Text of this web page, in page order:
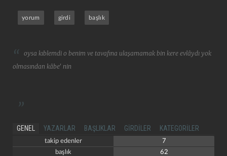
yorum girdi başlık
oysa kıblemdi o benim ve tavafına ulaşamamak bin kere evlâydı yok
olmasından kâbe' nin
GENEL YAZARLAR BAŞLIKLAR GIRDILER KATEGORILER
takip edenler
7
başlık
62